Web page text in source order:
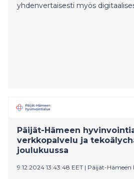
yhdenvertaisesti myös
Päijät-Hämeen
verkkopalvelu ja
joulukuussa
9.12.2024 13:43:48 EET | Päijät-